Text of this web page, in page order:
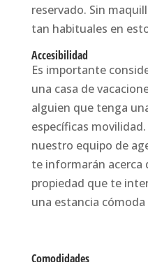
reservado. Sin
tan habituales en
Accesibilidad
Es importante
una casa de
alguien que tenga
específicas
nuestro equipo de
te informarán acerca
propiedad que te
una estancia cómoda
Comodidades